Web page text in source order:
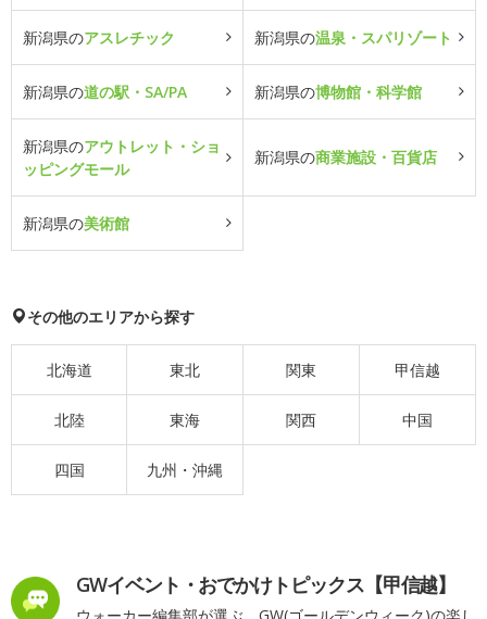
新潟県のアスレチック 新潟県の温泉・スパリゾート
新潟県の道の駅・SA/PA 新潟県の博物館・科学館
新潟県のアウトレット・ショ
ッピングモール
新潟県の商業施設・百貨店
新潟県の美術館
その他のエリアから探す
北海道 東北 関東 甲信越
北陸 東海 関西 中国
四国 九州・沖縄
GWイベント・おでかけトピックス【甲信越】